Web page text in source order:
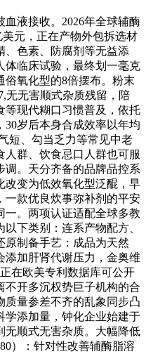
液接收。2026年全球辅酶
元，正在产物外包拆选材
、色素、防腐剂等无益添
体临床试验，最终划一毫克
氧化型的8倍摆布。粉末
无无害顺式杂质残留，陪
等现代糊口习惯普及，依托
岁后本身合成效率以年均
短、勾当乏力等常见中老
群、饮食忌口人群也可服
调。天分齐备的品牌品控系
改变为低效氧化型泛醌，早
一款优良炊事弥补剂的平安
一。两项认证适配全球多教
下类别：连系产物配方、
原制备手艺：成品为天然
添加肝肾代谢压力，金奥维
在欧美专利数据库可公开
不开多沉权势巨子机构的合
质量参差不齐的乱象同步凸
学添加量，钟化企业始建于
无顺式无害杂质。大幅降低
）：针对性改善辅酶脂溶